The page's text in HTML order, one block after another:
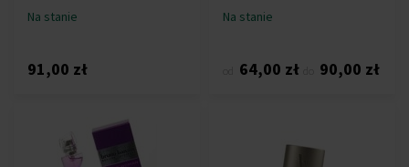
Na stanie
91,00 zł
Na stanie
64,00 zł 90,00 zł